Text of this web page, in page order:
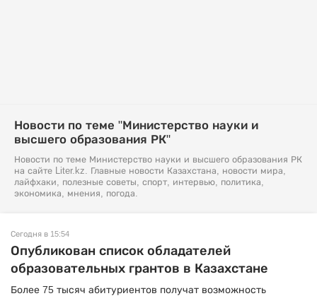
Новости по теме "Министерство науки и
высшего образования РК"
Новости по теме Министерство науки и высшего образования РК
на сайте Liter.kz. Главные новости Казахстана, новости мира,
лайфхаки, полезные советы, спорт, интервью, политика,
экономика, мнения, погода.
Сегодня в 15:54
Опубликован список обладателей
образовательных грантов в Казахстане
Более 75 тысяч абитуриентов получат возможность